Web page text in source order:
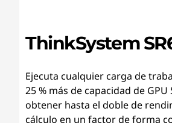
ThinkSystem
Ejecuta cualquier carga de
25 % más de capacidad de GPU
obtener hasta el doble de
cálculo en un factor de forma